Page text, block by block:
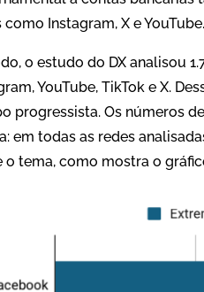
como Instagram, X e YouTube.
o estudo do DX analisou
YouTube, TikTok e X.
progressista. Os números
em todas as redes
o tema, como mostra o